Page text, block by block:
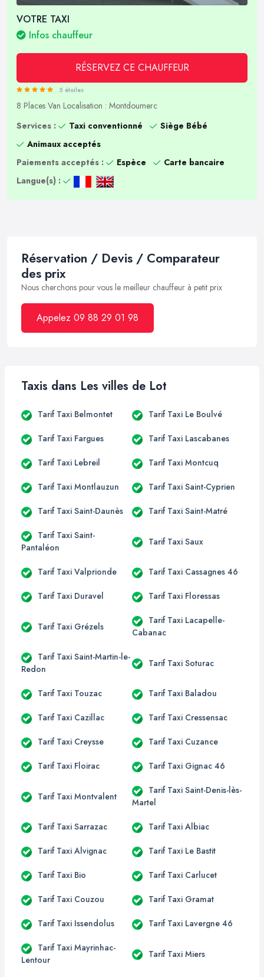
VOTRE TAXI
Infos chauffeur
RÉSERVEZ CE CHAUFFEUR
5 étoiles
8 Places Van Localisation : Montdoumerc
Services :
Taxi conventionné
Siège Bébé
Animaux acceptés
Paiements acceptés :
Espèce
Carte bancaire
Langue(s) :
Réservation / Devis / Comparateur
des prix
Nous cherchons pour vous le meilleur chauffeur à petit prix
Appelez 09 88 29 01 98
Taxis dans Les villes de Lot
Tarif Taxi Belmontet Tarif Taxi Le Boulvé
Tarif Taxi Fargues Tarif Taxi Lascabanes
Tarif Taxi Lebreil Tarif Taxi Montcuq
Tarif Taxi Montlauzun Tarif Taxi Saint-Cyprien
Tarif Taxi Saint-Daunès Tarif Taxi Saint-Matré
Tarif Taxi Saint-
Pantaléon
Tarif Taxi Saux
Tarif Taxi Valprionde Tarif Taxi Cassagnes 46
Tarif Taxi Duravel Tarif Taxi Floressas
Tarif Taxi Grézels
Tarif Taxi Lacapelle-
Cabanac
Tarif Taxi Saint-Martin-le-
Redon
Tarif Taxi Soturac
Tarif Taxi Touzac Tarif Taxi Baladou
Tarif Taxi Cazillac Tarif Taxi Cressensac
Tarif Taxi Creysse Tarif Taxi Cuzance
Tarif Taxi Floirac Tarif Taxi Gignac 46
Tarif Taxi Montvalent
Tarif Taxi Saint-Denis-lès-
Martel
Tarif Taxi Sarrazac Tarif Taxi Albiac
Tarif Taxi Alvignac Tarif Taxi Le Bastit
Tarif Taxi Bio Tarif Taxi Carlucet
Tarif Taxi Couzou Tarif Taxi Gramat
Tarif Taxi Issendolus Tarif Taxi Lavergne 46
Tarif Taxi Mayrinhac-
Lentour
Tarif Taxi Miers